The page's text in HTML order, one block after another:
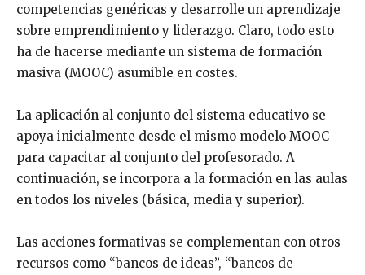
competencias genéricas y desarrolle un aprendizaje
sobre emprendimiento y liderazgo. Claro, todo esto
ha de hacerse mediante un sistema de formación
masiva (MOOC) asumible en costes.
La aplicación al conjunto del sistema educativo se
apoya inicialmente desde el mismo modelo MOOC
para capacitar al conjunto del profesorado. A
continuación, se incorpora a la formación en las aulas
en todos los niveles (básica, media y superior).
Las acciones formativas se complementan con otros
recursos como “bancos de ideas”, “bancos de